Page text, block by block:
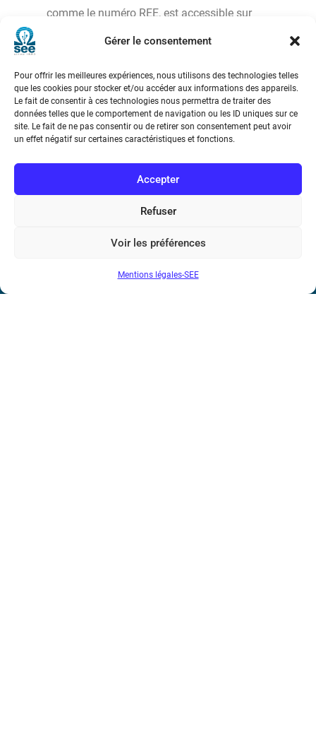
Gérer le consentement
Pour offrir les meilleures expériences, nous utilisons des technologies telles
que les cookies pour stocker et/ou accéder aux informations des appareils.
Le fait de consentir à ces technologies nous permettra de traiter des
données telles que le comportement de navigation ou les ID uniques sur ce
site. Le fait de ne pas consentir ou de retirer son consentement peut avoir
un effet négatif sur certaines caractéristiques et fonctions.
Accepter
Refuser
Voir les préférences
Mentions légales-SEE
comme le numéro REE, est accessible sur